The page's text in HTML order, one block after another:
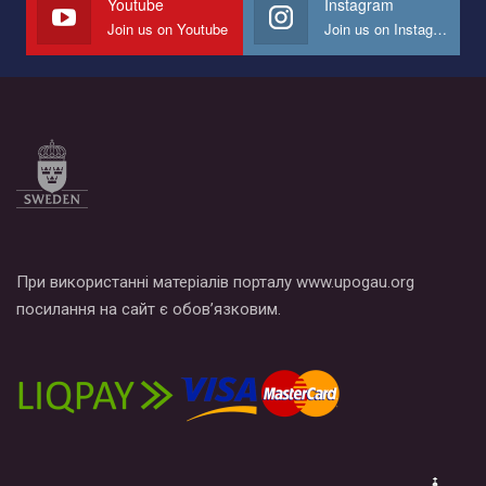
Все, что вам нужно сделать - это зайти на наш канал YouTube
по этой ссылке и поставить лайк под видео.
Join us on Youtube Join us on Instagram
При використанні матеріалів порталу www.upogau.org
посилання на сайт є обов’язковим.